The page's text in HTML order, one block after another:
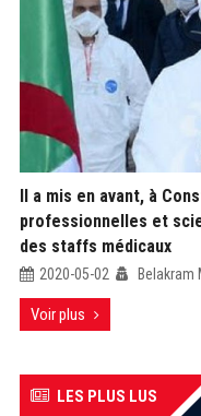
Il a mis en avant, à
professionnelles et
des staffs médicaux
2020-05-02 Belakram
Voir plus
LES PLUS LUS